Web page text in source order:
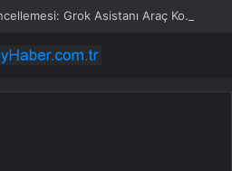
Tesla’nın 2026 Yaz Güncellemesi: Grok Asistanı Araç Kontrolünde